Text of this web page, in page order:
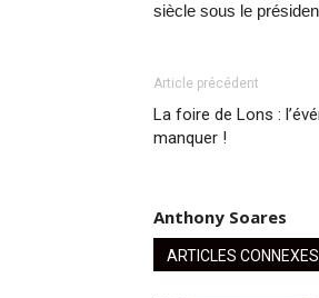
siècle sous le
Article précédent
La foire de Lons :
manquer !
Anthony Soares
ARTICLES CONNEXES